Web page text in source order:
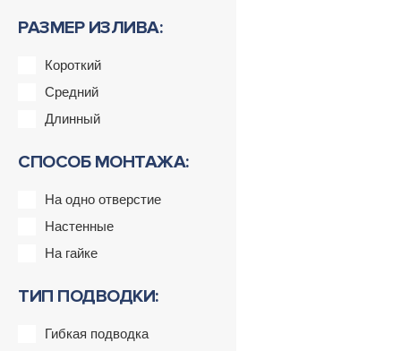
РАЗМЕР ИЗЛИВА:
Короткий
Средний
Длинный
СПОСОБ МОНТАЖА:
На одно отверстие
Настенные
На гайке
ТИП ПОДВОДКИ:
Гибкая подводка